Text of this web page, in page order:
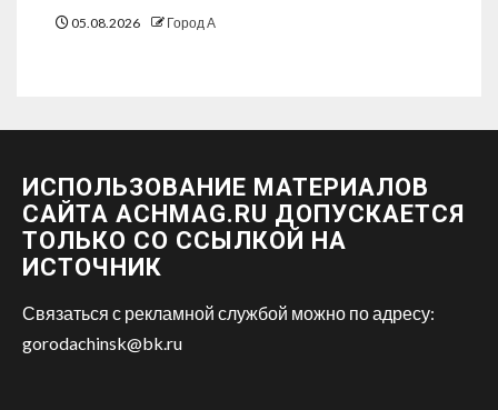
05.08.2026 Город А
ИСПОЛЬЗОВАНИЕ МАТЕРИАЛОВ
САЙТА ACHMAG.RU ДОПУСКАЕТСЯ
ТОЛЬКО СО ССЫЛКОЙ НА
ИСТОЧНИК
Связаться с рекламной службой можно по адресу:
gorodachinsk@bk.ru